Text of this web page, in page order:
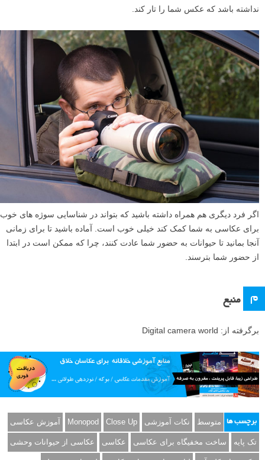
نداشته باشد که عکس شما را تار کند.
اگر فرد دیگری هم همراه داشته باشید که بتواند در شناسایی سوژه های خوب
برای عکاسی به شما کمک کند خیلی خوب است. آماده باشید تا برای زمانی
آنجا بمانید تا حیوانات به حضور شما عادت کنند، چرا که ممکن است در ابتدا
از حضور شما بترسند.
م منبع
برگرفته از: Digital camera world
برچسب ها متوسط نکات آموزشی Close Up
Monopod آموزش عکاسی
تک پایه ساخت مخفیگاه برای عکاسی عکاسی عکاسی از حیوانات وحشی